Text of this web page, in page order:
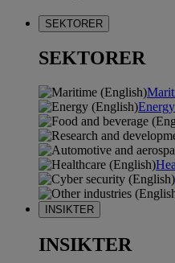
SEKTORER
SEKTORER
INSIKTER
INSIKTER